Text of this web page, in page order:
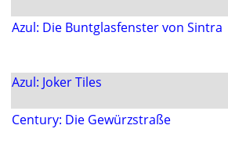
Azul: Die Buntglasfenster von Sintra
Azul: Joker Tiles
Century: Die Gewürzstraße